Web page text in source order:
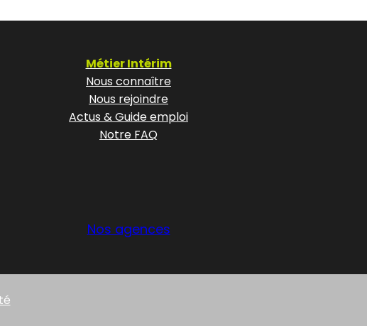
Métier Intérim
Nous connaître
Nous rejoindre
Actus & Guide emploi
Notre FAQ
Nos agences